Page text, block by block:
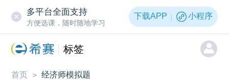
多平台全面支持
方便选课，随时随地学习
下载APP 小程序
标签
首页 > 经济师模拟题